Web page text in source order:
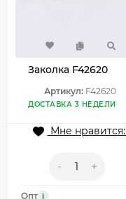
Заколка F42620
Артикул: F42620
ДОСТАВКА 3 НЕДЕЛИ
Мне нравится:
- +
Опт i